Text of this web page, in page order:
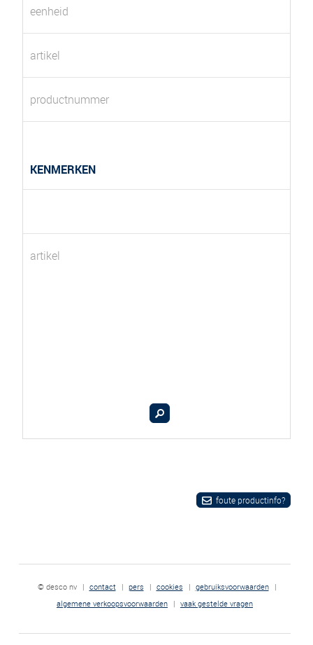
eenheid
artikel
productnummer
KENMERKEN
artikel
foute productinfo?
© desco nv | contact | pers | cookies | gebruiksvoorwaarden
|
algemene verkoopsvoorwaarden | vaak gestelde vragen